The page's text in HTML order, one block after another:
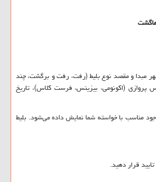
مبدا و مقصد نوع بلیط (رفت، رفت و برگشت، چند
پروازی (اکونومی، بیزینس، فرست کلاس)، تاریخ
مناسب با خواسته شما نمایش داده می‌شود. بلیط